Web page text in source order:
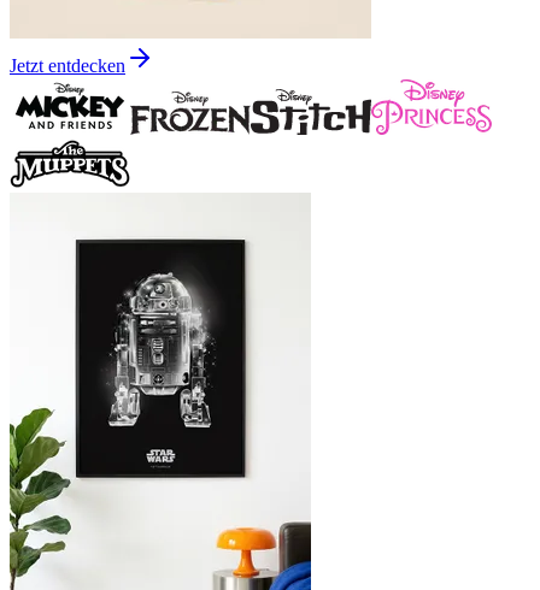
Jetzt entdecken